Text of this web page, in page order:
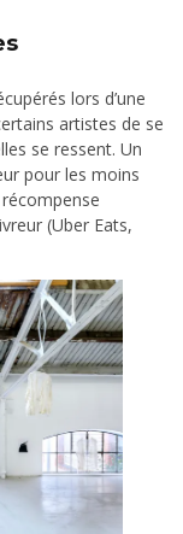
lors d’une
artistes de se
se ressent. Un
pour les moins
(Uber Eats,